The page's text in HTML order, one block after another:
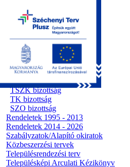
Kezdőoldal
Önkormányzat
Előterjesztések
Testületi ülések
Polgármesteri döntések
Bizottsági ülések
Ügyrendi bizottság
Előterjesztések
Pénzügyi bizottság
TSZK bizottság
TK bizottság
SZO bizottság
Rendeletek 1995 - 2013
Rendeletek 2014 - 2026
Szabályzatok/Alapító okiratok
Közbeszerzési tervek
Településrendezési terv
Településképi Arculati Kézikönyv